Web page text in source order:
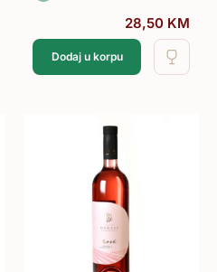
28,50 KM
Dodaj u korpu